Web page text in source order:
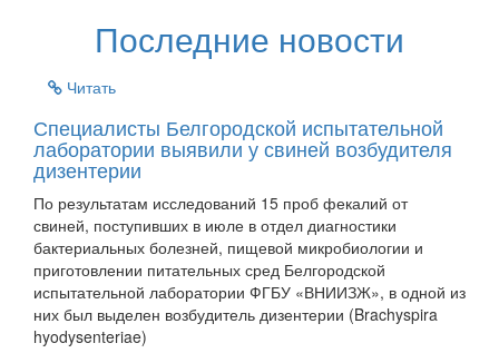
Последние новости
Читать
Специалисты Белгородской испытательной
лаборатории выявили у свиней возбудителя
дизентерии
По результатам исследований 15 проб фекалий от
свиней, поступивших в июле в отдел диагностики
бактериальных болезней, пищевой микробиологии и
приготовлении питательных сред Белгородской
испытательной лаборатории ФГБУ «ВНИИЗЖ», в одной из
них был выделен возбудитель дизентерии (Brachyspira
hyodysenteriae)